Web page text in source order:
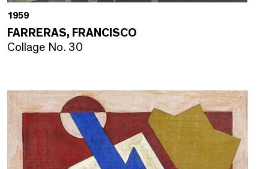
1959
FARRERAS, FRANCISCO
Collage No. 30